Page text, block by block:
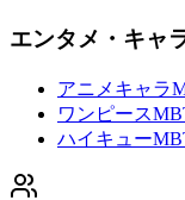
エンタメ・キャ
アニメキャラ
ワンピース
ハイキュー